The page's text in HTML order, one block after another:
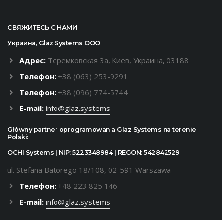
СВЯЖИТЕСЬ С НАМИ
Украина, Glaz Systems ООО
Адрес: Теремковская 3а, Киев, Украина, 03188
Телефон: +38 (063) 253-9291
Телефон: +38 (096) 774-5744
E-mail: info@glaz.systems
Główny partner oprogramowania Glaz Systems na terenie
Polski:
OCHI Systems | NIP: 5223348984 | REGON: 542842529
ul. Stefana Batorego 18/108, 02-591 Warszawa
Телефон: +48 223 825 146
E-mail: info@glaz.systems